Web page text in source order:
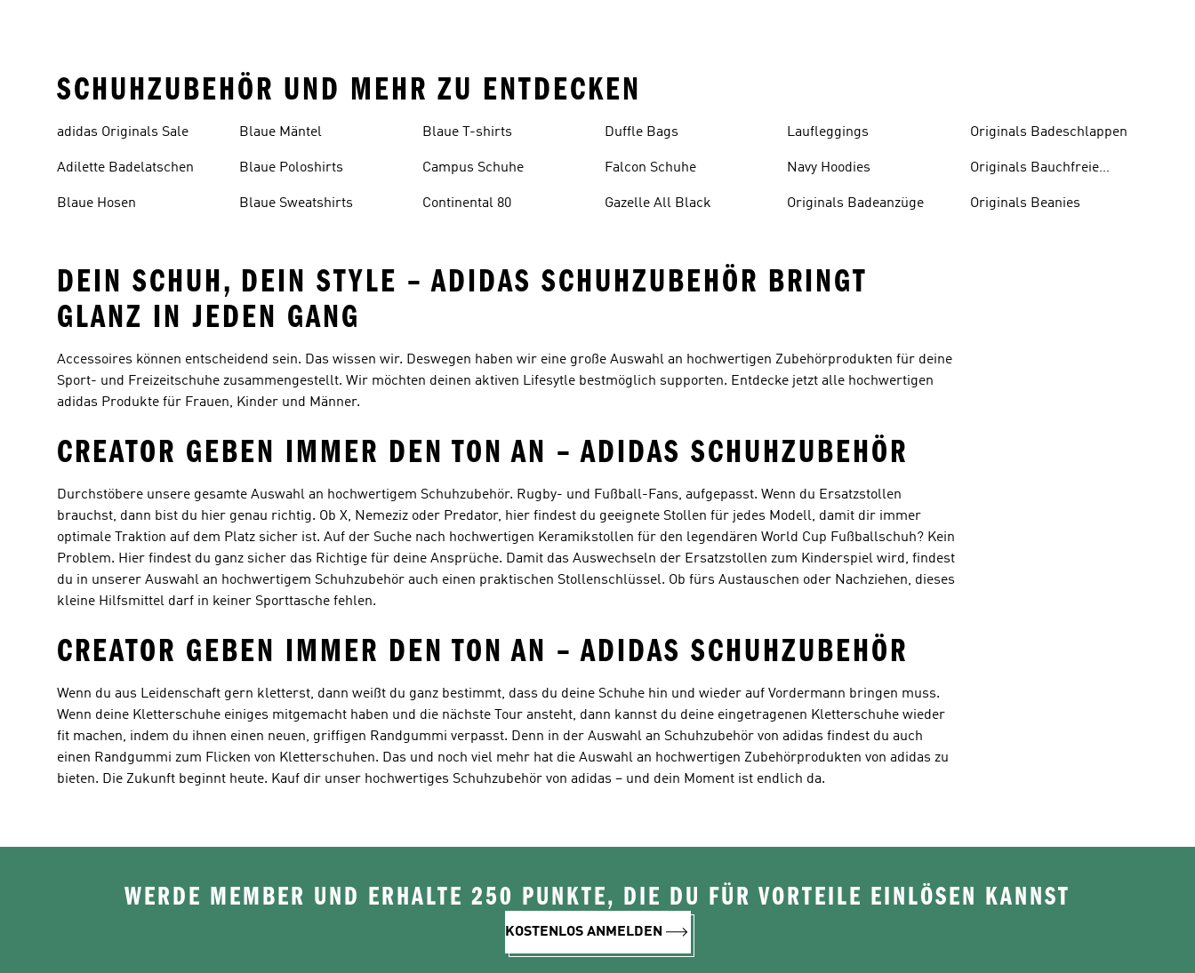
SCHUHZUBEHÖR UND MEHR ZU ENTDECKEN
adidas Originals Sale
Adilette Badelatschen
Blaue Hosen
Blaue Mäntel
Blaue Poloshirts
Blaue Sweatshirts
Blaue T-shirts
Campus Schuhe
Continental 80
Duffle Bags
Falcon Schuhe
Gazelle All Black
Laufleggings
Navy Hoodies
Originals Badeanzüge
Originals Badeschlappen
Originals Bauchfreie
Originals Beanies
DEIN SCHUH, DEIN STYLE – ADIDAS SCHUHZUBEHÖR BRINGT
GLANZ IN JEDEN GANG
Accessoires können entscheidend sein. Das wissen wir. Deswegen haben wir eine große Auswahl an hochwertigen Zubehörprodukten für deine
Sport- und Freizeitschuhe zusammengestellt. Wir möchten deinen aktiven Lifesytle bestmöglich supporten. Entdecke jetzt alle hochwertigen
adidas Produkte für Frauen, Kinder und Männer.
CREATOR GEBEN IMMER DEN TON AN – ADIDAS SCHUHZUBEHÖR
Durchstöbere unsere gesamte Auswahl an hochwertigem Schuhzubehör. Rugby- und Fußball-Fans, aufgepasst. Wenn du Ersatzstollen
brauchst, dann bist du hier genau richtig. Ob X, Nemeziz oder Predator, hier findest du geeignete Stollen für jedes Modell, damit dir immer
optimale Traktion auf dem Platz sicher ist. Auf der Suche nach hochwertigen Keramikstollen für den legendären World Cup Fußballschuh? Kein
Problem. Hier findest du ganz sicher das Richtige für deine Ansprüche. Damit das Auswechseln der Ersatzstollen zum Kinderspiel wird, findest
du in unserer Auswahl an hochwertigem Schuhzubehör auch einen praktischen Stollenschlüssel. Ob fürs Austauschen oder Nachziehen, dieses
kleine Hilfsmittel darf in keiner Sporttasche fehlen.
CREATOR GEBEN IMMER DEN TON AN – ADIDAS SCHUHZUBEHÖR
Wenn du aus Leidenschaft gern kletterst, dann weißt du ganz bestimmt, dass du deine Schuhe hin und wieder auf Vordermann bringen muss.
Wenn deine Kletterschuhe einiges mitgemacht haben und die nächste Tour ansteht, dann kannst du deine eingetragenen Kletterschuhe wieder
fit machen, indem du ihnen einen neuen, griffigen Randgummi verpasst. Denn in der Auswahl an Schuhzubehör von adidas findest du auch
einen Randgummi zum Flicken von Kletterschuhen. Das und noch viel mehr hat die Auswahl an hochwertigen Zubehörprodukten von adidas zu
bieten. Die Zukunft beginnt heute. Kauf dir unser hochwertiges Schuhzubehör von adidas – und dein Moment ist endlich da.
WERDE MEMBER UND ERHALTE 250 PUNKTE, DIE DU FÜR VORTEILE EINLÖSEN KANNST
KOSTENLOS ANMELDEN